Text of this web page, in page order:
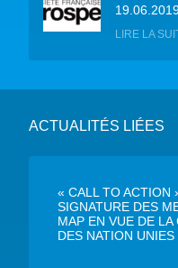
LIRE LA
ACTUALITÉS LIÉES
« CALL TO ACTION
SIGNATURE DES
MAP EN VUE DE LA
DES NATION UNIES